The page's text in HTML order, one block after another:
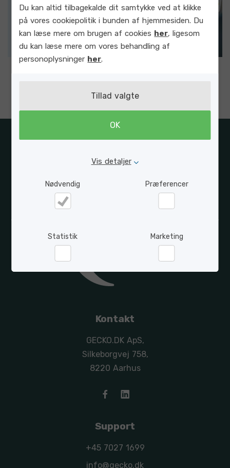
Du kan altid tilbagekalde dit samtykke ved at klikke
på vores cookiepolitik i bunden af hjemmesiden. Du
kan læse mere om brugen af cookies her, ligesom
du kan læse mere om vores behandling af
personoplysninger her.
Tillad valgte
OK
Vis detaljer
Nødvendig Præferencer
Statistik Marketing
Kontakt
GECKO.DK ApS,
Silkeborgvej 758,
8220 Aarhus
Support
+45 7027 1699
info@gecko.dk